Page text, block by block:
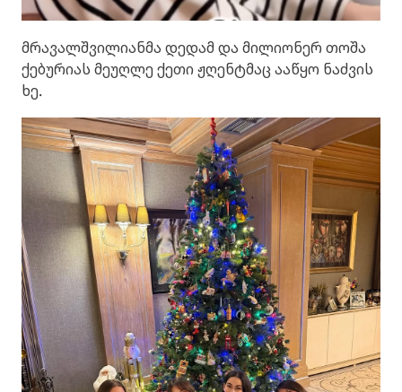
მრავალშვილიანმა დედამ და მილიონერ თოშა
ქებურიას მეუღლე ქეთი ჟღენტმაც ააწყო ნაძვის
ხე.